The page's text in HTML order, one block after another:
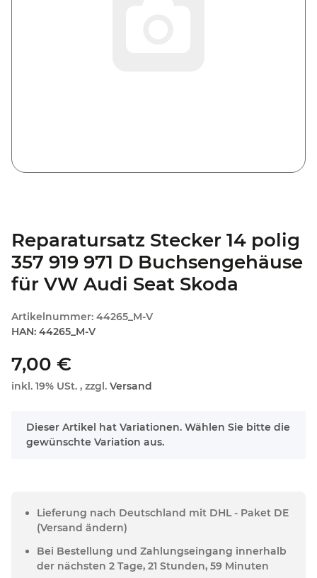
Reparatursatz Stecker 14 polig
357 919 971 D Buchsengehäuse
für VW Audi Seat Skoda
Artikelnummer: 44265_M-V
HAN: 44265_M-V
7,00 €
inkl. 19% USt. , zzgl. Versand
x
Dieser Artikel hat Variationen. Wählen Sie bitte die
gewünschte Variation aus.
Lieferung nach Deutschland mit DHL - Paket DE
(Versand ändern)
Bei Bestellung und Zahlungseingang innerhalb
der nächsten 2 Tage, 21 Stunden, 59 Minuten